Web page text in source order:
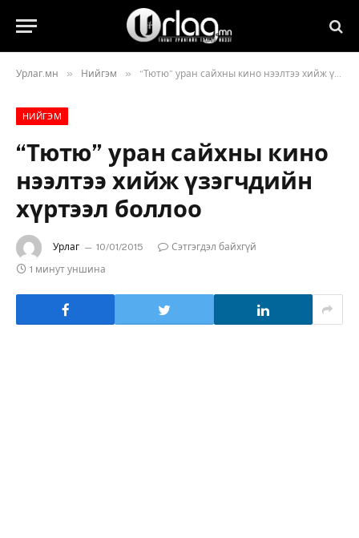
Урлаг.мн » Нийгэм » “Тютю” уран сайхны кино нээлтээ хийж үзэгчдийн хүртээл боллоо
НИЙГЭМ
“Тютю” уран сайхны кино
нээлтээ хийж үзэгчдийн
хүртээл боллоо
Урлаг 10/01/2015
Сэтгэгдэл байхгүй
1 минут уншина